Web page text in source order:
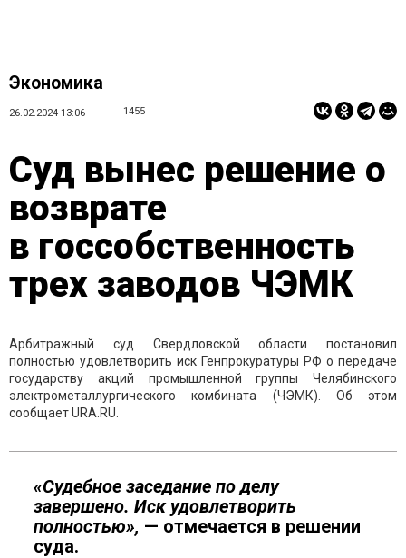
Экономика
26.02.2024 13:06 1455
Суд вынес решение о
возврате
в госсобственность
трех заводов ЧЭМК
Арбитражный суд Свердловской области постановил
полностью удовлетворить иск Генпрокуратуры РФ о передаче
государству акций промышленной группы Челябинского
электрометаллургического комбината (ЧЭМК). Об этом
сообщает URA.RU.
«Судебное заседание по делу
завершено. Иск удовлетворить
полностью», — отмечается в решении
суда.